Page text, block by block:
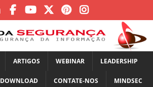
ARTIGOS WEBINAR LEADERSHIP
DOWNLOAD CONTATE-NOS MINDSEC